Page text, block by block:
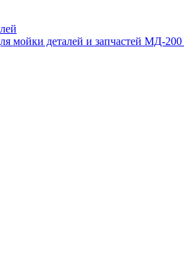
мойки деталей и запчастей МД-200